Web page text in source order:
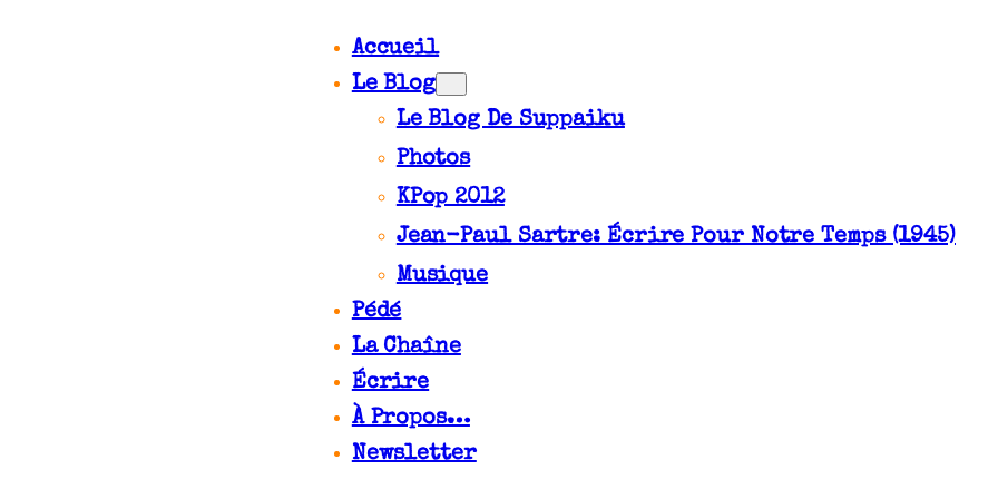
Accueil
Le Blog
Le Blog De Suppaiku
Photos
KPop 2012
Jean-Paul Sartre: Écrire Pour Notre Temps (1945)
Musique
Pédé
La Chaîne
Écrire
À Propos…
Newsletter